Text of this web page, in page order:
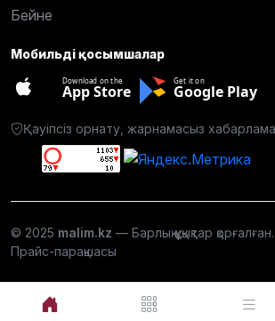
Бейне
Мобильді қосымшалар
Download on the
App Store
Get it on
Google Play
Қауіпсіз орнату, жарнамасыз
© 2025 malim.kz — Барлық құқықтар қорғалған.
Прайс-парақшасы